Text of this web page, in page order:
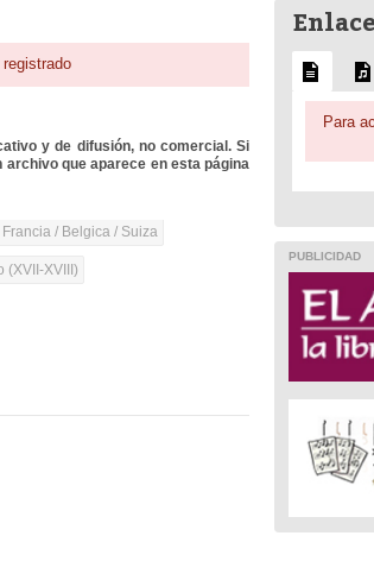
y de difusión, no comercial. Si
que aparece en esta página
Francia / Belgica / Suiza
(XVII-XVIII)
Para
PUBLICIDAD